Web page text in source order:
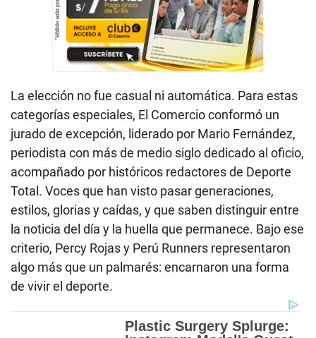
La elección no fue casual ni automática. Para estas
categorías especiales, El Comercio conformó un
jurado de excepción, liderado por Mario Fernández,
periodista con más de medio siglo dedicado al oficio,
acompañado por históricos redactores de Deporte
Total. Voces que han visto pasar generaciones,
estilos, glorias y caídas, y que saben distinguir entre
la noticia del día y la huella que permanece. Bajo ese
criterio, Percy Rojas y Perú Runners representaron
algo más que un palmarés: encarnaron una forma
de vivir el deporte.